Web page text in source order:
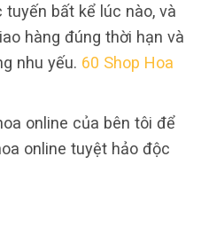
bất kể lúc nào, và
hàng đúng thời hạn và
nhu yếu. 60 Shop Hoa
online của bên tôi để
online tuyệt hảo độc